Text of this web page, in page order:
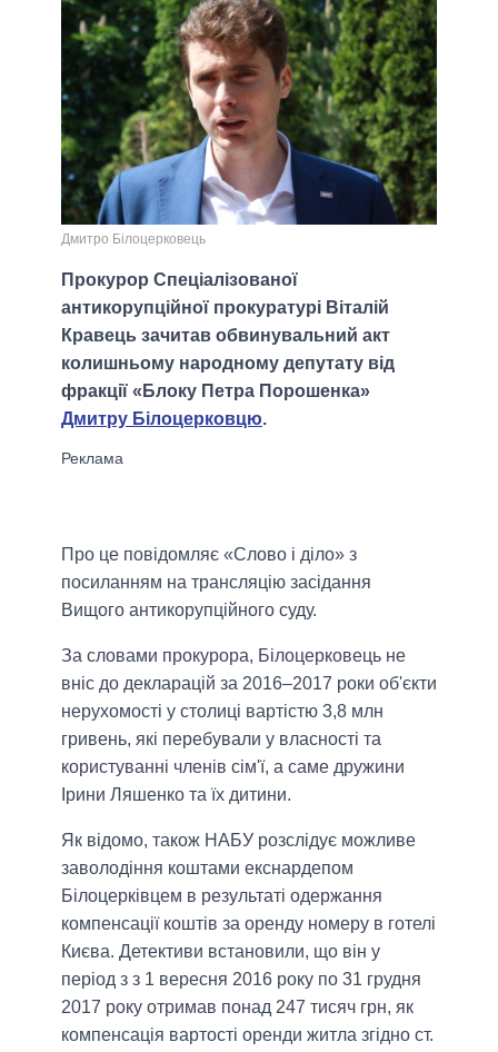
Дмитро Білоцерковець
Прокурор Спеціалізованої
антикорупційної прокуратурі Віталій
Кравець зачитав обвинувальний акт
колишньому народному депутату від
фракції «Блоку Петра Порошенка»
Дмитру Білоцерковцю.
Про це повідомляє «Слово і діло» з
посиланням на трансляцію засідання
Вищого антикорупційного суду.
За словами прокурора, Білоцерковець не
вніс до декларацій за 2016–2017 роки об'єкти
нерухомості у столиці вартістю 3,8 млн
гривень, які перебували у власності та
користуванні членів сім'ї, а саме дружини
Ірини Ляшенко та їх дитини.
Як відомо, також НАБУ розслідує можливе
заволодіння коштами екснардепом
Білоцерківцем в результаті одержання
компенсації коштів за оренду номеру в готелі
Києва. Детективи встановили, що він у
період з з 1 вересня 2016 року по 31 грудня
2017 року отримав понад 247 тисяч грн, як
компенсація вартості оренди житла згідно ст.